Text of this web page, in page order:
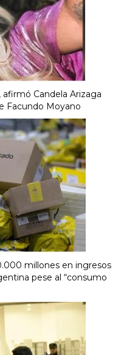
afirmó Candela Arizaga
Facundo Moyano
millones en ingresos
pese al “consumo